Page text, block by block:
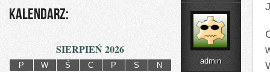
admin
Kalendarz:
SIERPIEŃ 2026
P W Ś C P S
N